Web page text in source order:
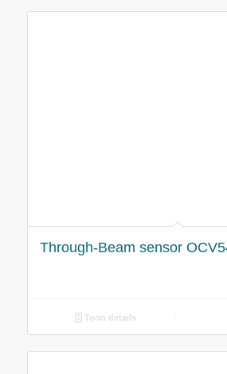
Through-Beam sensor
Toon details